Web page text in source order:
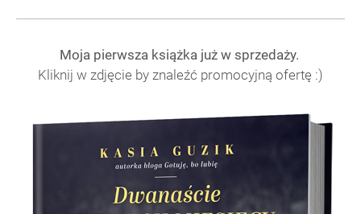
Moja pierwsza książka już w sprzedaży.
Kliknij w zdjęcie by znaleźć promocyjną ofertę :)